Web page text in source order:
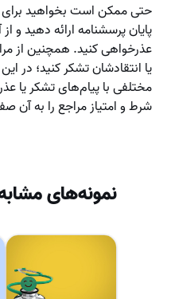
حتی ممکن است بخواهید
پایان پرسشنامه ارائه دهید و
عذرخواهی کنید. همچنین از
یا انتقادشان تشکر کنید؛
مختلفی با پیام‌های تشکر یا
شرط و امتیاز مراجع را به آن
نمونه‌های